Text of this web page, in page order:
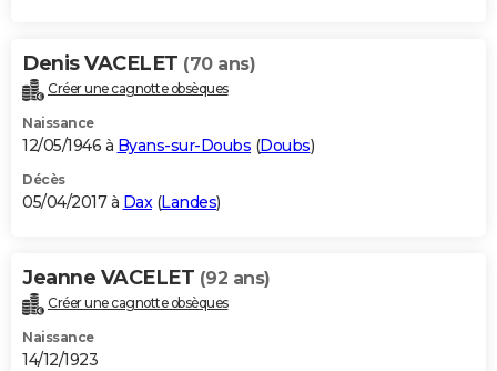
Denis VACELET (70 ans)
Créer une cagnotte obsèques
Naissance
12/05/1946 à Byans-sur-Doubs (Doubs)
Décès
05/04/2017 à Dax(Landes)
Jeanne VACELET (92 ans)
Créer une cagnotte obsèques
Naissance
14/12/1923